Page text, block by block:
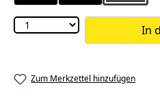
In
Zum Merkzettel hinzufügen